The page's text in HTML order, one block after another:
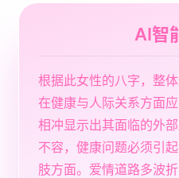
AI智
根据此女性的八字，整
在健康与人际关系方面
相冲显示出其面临的外
不容，健康问题必须引
肢方面。爱情道路多波